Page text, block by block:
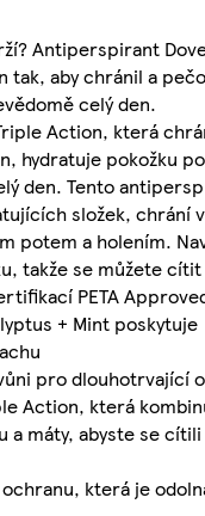
Antiperspirant
tak, aby chránil a
celý den.
Action, která
hydratuje pokožku
den. Tento
složek, chrání
potem a holením.
takže se můžete
PETA
+ Mint poskytuje
pro dlouhotrvající
Action, která
máty, abyste se
která je